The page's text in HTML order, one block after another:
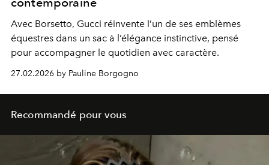
Avec Borsetto, Gucci réinvente l’un de ses emblèmes
équestres dans un sac à l’élégance instinctive, pensé
pour accompagner le quotidien avec caractère.
27.02.2026 by Pauline Borgogno
Recommandé pour vous